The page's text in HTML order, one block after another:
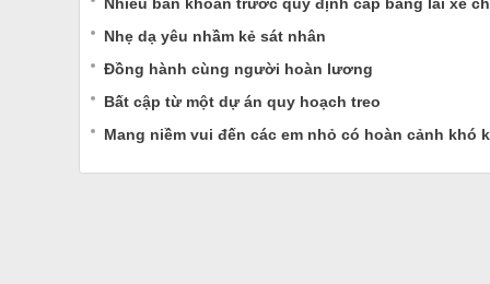
Nhẹ dạ yêu nhầm kẻ sát nhân
Đồng hành cùng người hoàn lương
Bất cập từ một dự án quy hoạch treo
Mang niềm vui đến các em nhỏ có hoàn cảnh khó